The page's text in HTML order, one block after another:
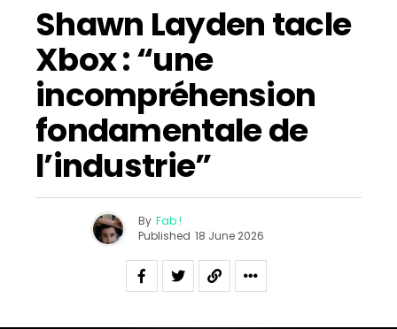
Shawn Layden tacle
Xbox : “une
incompréhension
fondamentale de
l’industrie”
By Fab !
Published 18 June 2026